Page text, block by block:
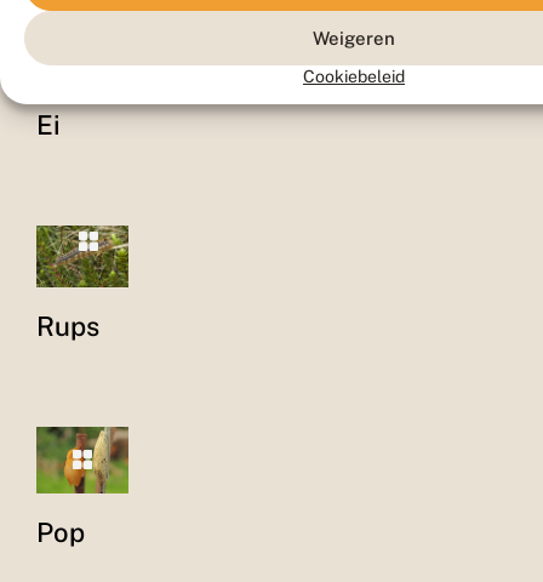
Weigeren
Cookiebeleid
Ei
Rups
Pop